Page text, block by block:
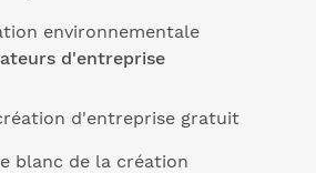
environnementale
d'entreprise
d'entreprise gratuit
blanc de la création